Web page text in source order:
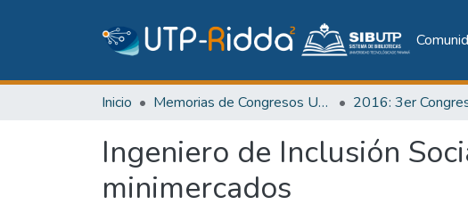
Inicio Memorias de Congresos UTP
Ingeniero de Inclusión
minimercados